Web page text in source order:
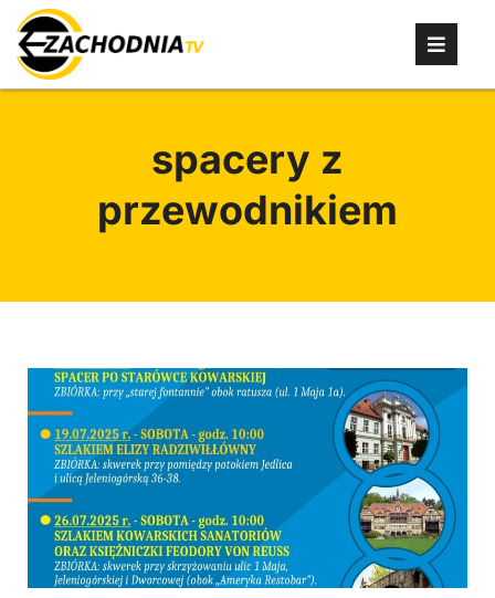
spacery z
przewodnikiem